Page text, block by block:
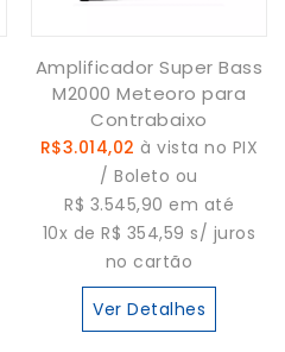
Amplificador Super Bass
M2000 Meteoro para
Contrabaixo
R$3.014,02 à vista no PIX
/ Boleto ou
R$ 3.545,90 em até
10x de R$ 354,59 s/ juros
no cartão
Ver Detalhes